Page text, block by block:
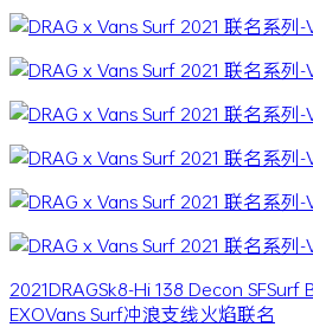
2021DRAGSk8-Hi 138 Decon SFSurf
EXOVans Surf冲浪支线火焰联名